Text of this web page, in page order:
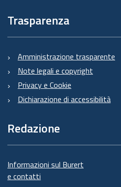
Trasparenza
Amministrazione trasparente
Note legali e copyright
Privacy e Cookie
Dichiarazione di accessibilità
Redazione
Informazioni sul Burert
e contatti